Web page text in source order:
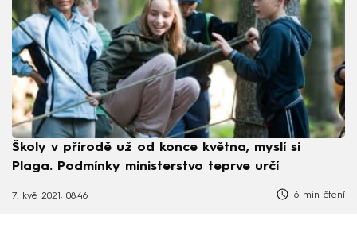
Školy v přírodě už od konce května, myslí si
Plaga. Podmínky ministerstvo teprve určí
7. kvě 2021, 08:46 6 min čtení